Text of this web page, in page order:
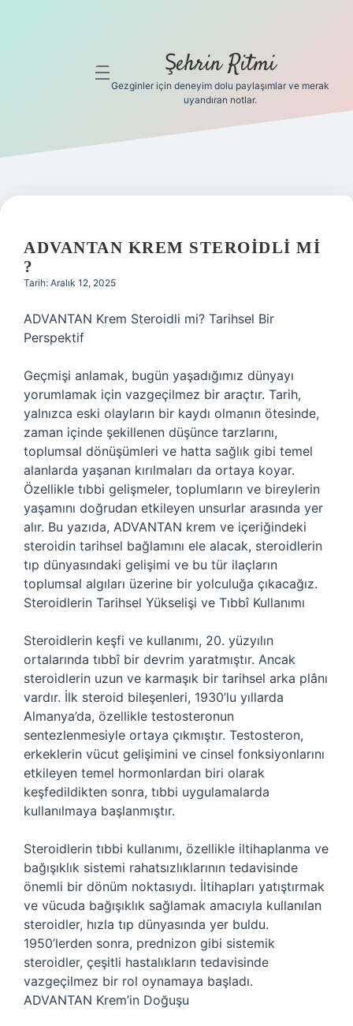
Gizlilik
Hakkımızda
Hakkımızda
menüyü
Şehrin Ritmi
Gezginler için deneyim dolu paylaşımlar ve merak
uyandıran notlar.
ADVANTAN KREM STEROIDLI MI
?
Tarih: Aralık 12, 2025
ADVANTAN Krem Steroidli mi? Tarihsel Bir
Perspektif
Geçmişi anlamak, bugün yaşadığımız dünyayı
yorumlamak için vazgeçilmez bir araçtır. Tarih,
yalnızca eski olayların bir kaydı olmanın ötesinde,
zaman içinde şekillenen düşünce tarzlarını,
toplumsal dönüşümleri ve hatta sağlık gibi temel
alanlarda yaşanan kırılmaları da ortaya koyar.
Özellikle tıbbi gelişmeler, toplumların ve bireylerin
yaşamını doğrudan etkileyen unsurlar arasında yer
alır. Bu yazıda, ADVANTAN krem ve içeriğindeki
steroidin tarihsel bağlamını ele alacak, steroidlerin
tıp dünyasındaki gelişimi ve bu tür ilaçların
toplumsal algıları üzerine bir yolculuğa çıkacağız.
Steroidlerin Tarihsel Yükselişi ve Tıbbî Kullanımı
Steroidlerin keşfi ve kullanımı, 20. yüzyılın
ortalarında tıbbî bir devrim yaratmıştır. Ancak
steroidlerin uzun ve karmaşık bir tarihsel arka plânı
vardır. İlk steroid bileşenleri, 1930’lu yıllarda
Almanya’da, özellikle testosteronun
sentezlenmesiyle ortaya çıkmıştır. Testosteron,
erkeklerin vücut gelişimini ve cinsel fonksiyonlarını
etkileyen temel hormonlardan biri olarak
keşfedildikten sonra, tıbbi uygulamalarda
kullanılmaya başlanmıştır.
Steroidlerin tıbbi kullanımı, özellikle iltihaplanma ve
bağışıklık sistemi rahatsızlıklarının tedavisinde
önemli bir dönüm noktasıydı. İltihapları yatıştırmak
ve vücuda bağışıklık sağlamak amacıyla kullanılan
steroidler, hızla tıp dünyasında yer buldu.
1950’lerden sonra, prednizon gibi sistemik
steroidler, çeşitli hastalıkların tedavisinde
vazgeçilmez bir rol oynamaya başladı.
ADVANTAN Krem’in Doğuşu